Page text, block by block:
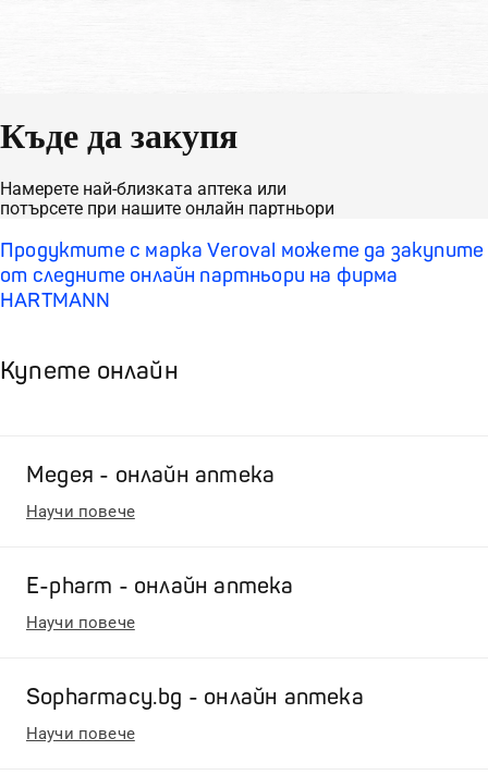
Къде да закупя
Намерете най-близката аптека или
потърсете при нашите онлайн партньори
Купете онлайн
Продуктите с марка Veroval можете да закупите
от следните онлайн партньори на фирма
HARTMANN
Медея - онлайн аптека
Научи повече
E-pharm - онлайн аптека
Научи повече
Sopharmacy.bg - онлайн аптека
Научи повече